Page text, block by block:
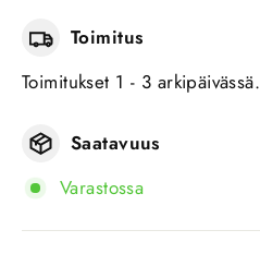
Toimitus
Toimitukset 1 - 3 arkipäivässä.
Saatavuus
Varastossa